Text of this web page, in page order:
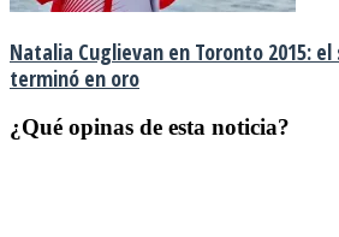
Natalia Cuglievan en Toronto 2015:
terminó en oro
¿Qué opinas de esta noticia?